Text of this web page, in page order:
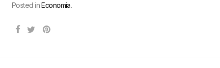
Posted inEconomia.